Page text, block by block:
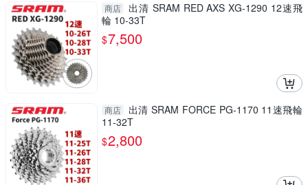
商店
出清 SRAM RED AXS XG-1290 12速飛
輪 10-33T
$7,500
商店
出清 SRAM FORCE PG-1170 11速飛輪
11-32T
$2,800